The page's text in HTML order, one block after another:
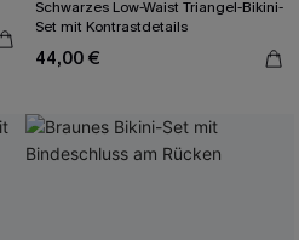
Schwarzes Low-Waist Triangel-Bikini-
Set mit Kontrastdetails
44,00 €